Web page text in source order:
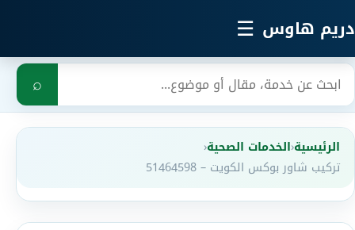
دريم هاوس ☰
بحث ⌕
الرئيسية‹الخدمات الصحية‹
تركيب شاور بوكس الكويت – 51464598